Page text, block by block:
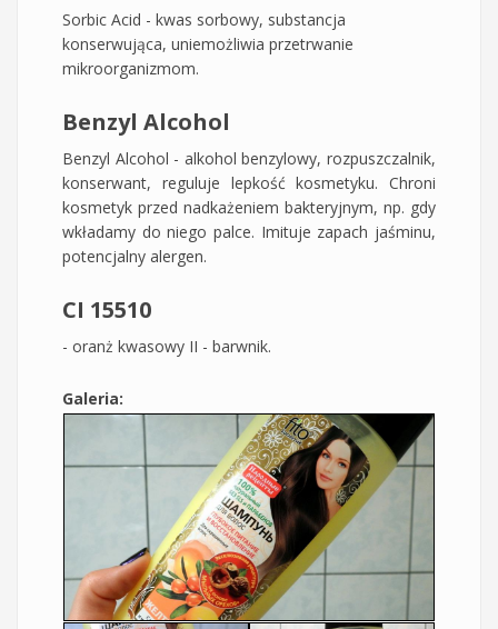
Sorbic Acid - kwas sorbowy, substancja
konserwująca, uniemożliwia przetrwanie
mikroorganizmom.
Benzyl Alcohol
Benzyl Alcohol - alkohol benzylowy, rozpuszczalnik,
konserwant, reguluje lepkość kosmetyku. Chroni
kosmetyk przed nadkażeniem bakteryjnym, np. gdy
wkładamy do niego palce. Imituje zapach jaśminu,
potencjalny alergen.
CI 15510
- oranż kwasowy II - barwnik.
Galeria: